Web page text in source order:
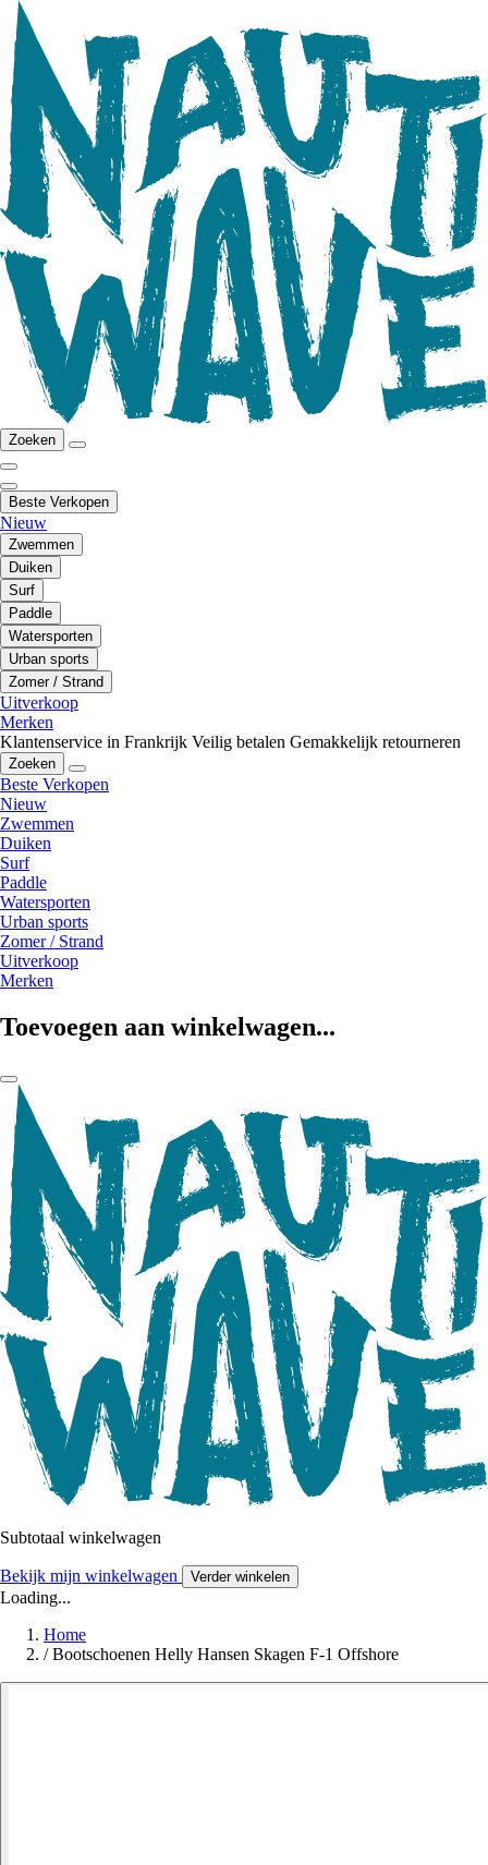
Zoeken
Beste Verkopen
Nieuw
Zwemmen
Duiken
Surf
Paddle
Watersporten
Urban sports
Zomer / Strand
Uitverkoop
Merken
Klantenservice in Frankrijk Veilig betalen Gemakkelijk retourneren
Zoeken
Beste Verkopen
Nieuw
Zwemmen
Duiken
Surf
Paddle
Watersporten
Urban sports
Zomer / Strand
Uitverkoop
Merken
Toevoegen aan winkelwagen...
Subtotaal winkelwagen
Bekijk mijn winkelwagen Verder winkelen
Loading...
Home
/ Bootschoenen Helly Hansen Skagen F-1 Offshore